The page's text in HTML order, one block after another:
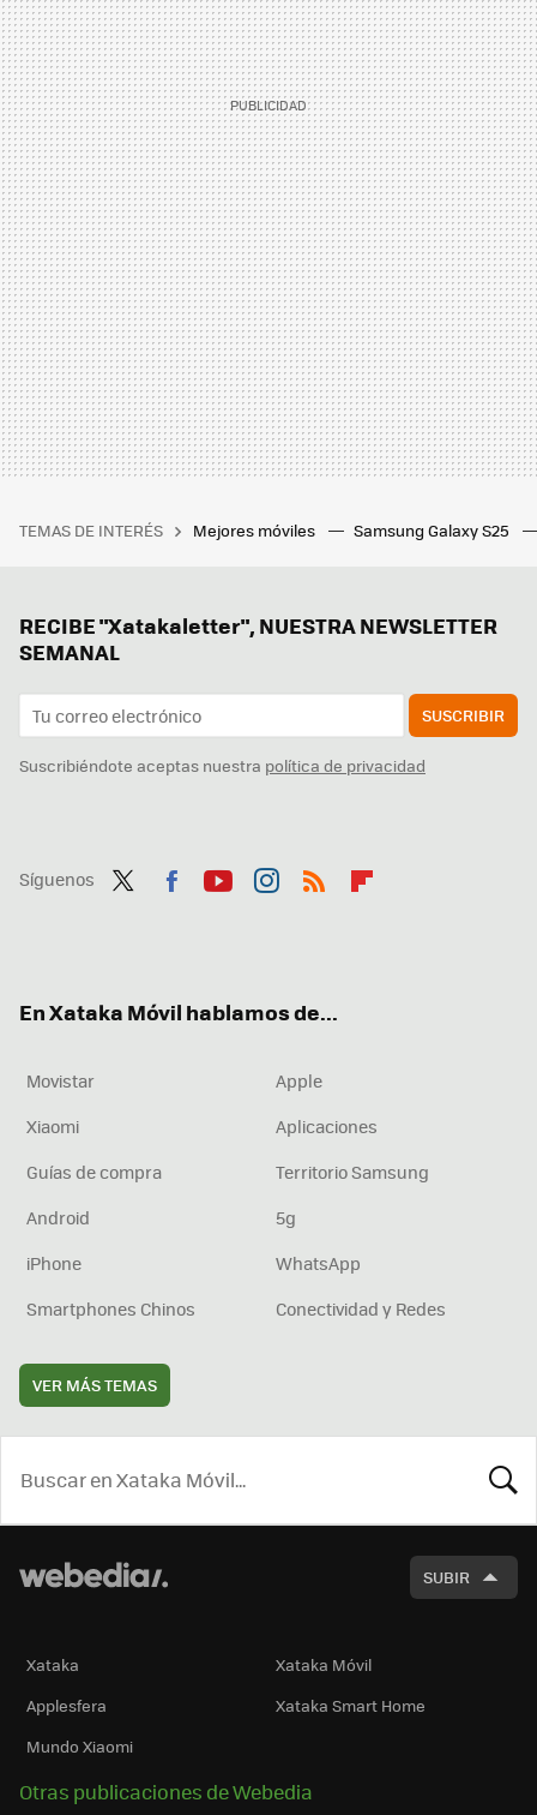
TEMAS DE INTERÉS Mejores móviles Samsung Galaxy S25
RECIBE "Xatakaletter", NUESTRA NEWSLETTER
SEMANAL
SUSCRIBIR
Suscribiéndote aceptas nuestra política de privacidad
Síguenos
En Xataka Móvil hablamos de...
Movistar
Apple
Xiaomi
Aplicaciones
Guías de compra
Territorio Samsung
Android
5g
iPhone
WhatsApp
Smartphones Chinos
Conectividad y Redes
VER MÁS TEMAS
SUBIR
Xataka
Xataka Móvil
Applesfera
Xataka Smart Home
Mundo Xiaomi
Otras publicaciones de Webedia